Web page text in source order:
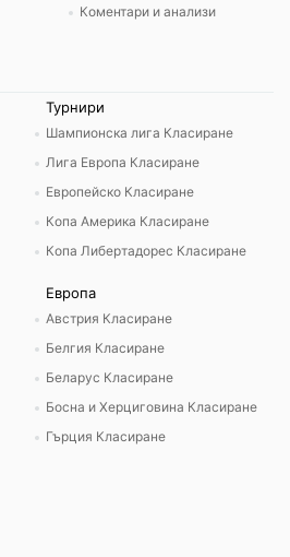
Коментари и анализи
Турнири
Шампионска лига Класиране
Лига Европа Класиране
Европейско Класиране
Копа Америка Класиране
Копа Либертадорес Класиране
Европа
Австрия Класиране
Белгия Класиране
Беларус Класиране
Босна и Херциговина Класиране
Гърция Класиране